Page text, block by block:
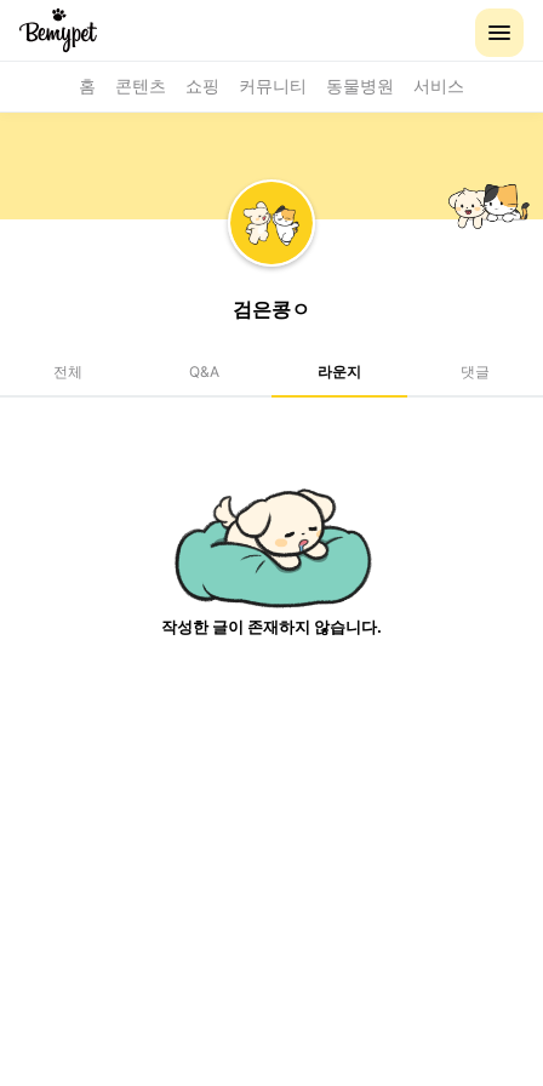
홈 콘텐츠 쇼핑 커뮤니티 동물병원 서비스
검은콩ㅇ
전체 Q&A 라운지 댓글
작성한 글이 존재하지 않습니다.